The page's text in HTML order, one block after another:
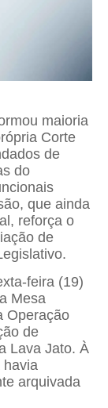
maioria
Corte
de
do
que ainda
reforça o
de
feira (19)
Mesa
Operação
de
Lava Jato. À
havia
arquivada